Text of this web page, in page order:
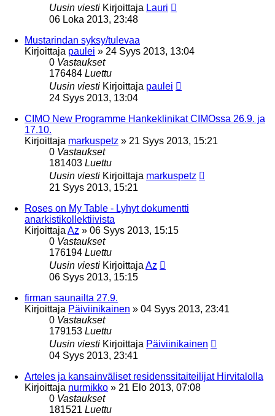
Uusin viesti Kirjoittaja Lauri
06 Loka 2013, 23:48
Mustarindan syksy/tulevaa
Kirjoittaja paulei » 24 Syys 2013, 13:04
0 Vastaukset
176484 Luettu
Uusin viesti Kirjoittaja paulei
24 Syys 2013, 13:04
CIMO New Programme Hankeklinikat CIMOssa 26.9. ja
17.10.
Kirjoittaja markuspetz » 21 Syys 2013, 15:21
0 Vastaukset
181403 Luettu
Uusin viesti Kirjoittaja markuspetz
21 Syys 2013, 15:21
Roses on My Table - Lyhyt dokumentti
anarkistikollektiivista
Kirjoittaja Az » 06 Syys 2013, 15:15
0 Vastaukset
176194 Luettu
Uusin viesti Kirjoittaja Az
06 Syys 2013, 15:15
firman saunailta 27.9.
Kirjoittaja Päiviinikainen » 04 Syys 2013, 23:41
0 Vastaukset
179153 Luettu
Uusin viesti Kirjoittaja Päiviinikainen
04 Syys 2013, 23:41
Arteles ja kansainväliset residenssitaiteilijat Hirvitalolla
Kirjoittaja nurmikko » 21 Elo 2013, 07:08
0 Vastaukset
181521 Luettu